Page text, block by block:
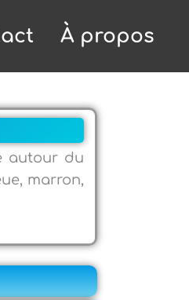
À propos
autour du
marron,